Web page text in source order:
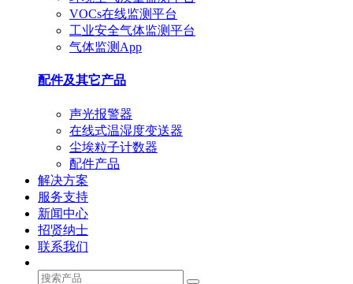
VOCs在线监测平台
工业安全气体监测平台
气体监测App
配件及其它产品
声光报警器
在线式温湿度变送器
尘埃粒子计数器
配件产品
解决方案
服务支持
新闻中心
招贤纳士
联系我们